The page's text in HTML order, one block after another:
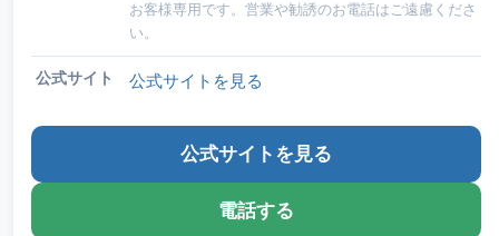
お客様専用です。営業や勧誘のお電話はご遠慮くださ
い。
公式サイト 公式サイトを見る
公式サイトを見る
電話する